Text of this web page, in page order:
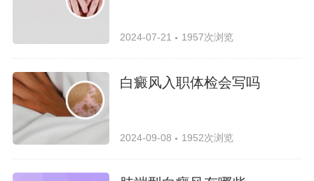
2024-07-21 1957次浏览
白癜风入职体检会写吗
2024-09-08 1952次浏览